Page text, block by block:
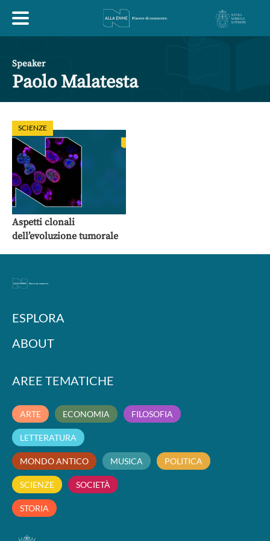
ESPLORA
ABOUT
ARTE
LETTERATURA MONDO ANTICO
POLITICA SCIENZE
Speaker
Paolo Malatesta
SCIENZE
Aspetti clonali
dell’evoluzione tumorale
ESPLORA
ABOUT
AREE TEMATICHE
ARTE ECONOMIA FILOSOFIA
LETTERATURA
MONDO ANTICO MUSICA POLITICA
SCIENZE SOCIETÀ
STORIA